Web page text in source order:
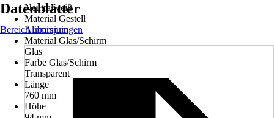
Neutralweiß
Material Gestell
Aluminium
Material Glas/Schirm
Glas
Farbe Glas/Schirm
Transparent
Länge
760 mm
Höhe
Datenblätter
Bereich überspringen